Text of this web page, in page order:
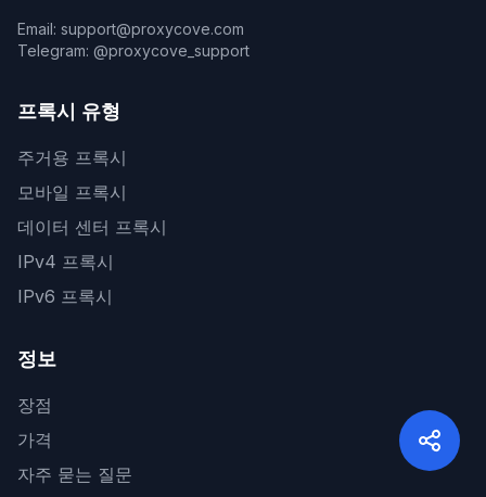
Email: support@proxycove.com
Telegram: @proxycove_support
프록시 유형
주거용 프록시
모바일 프록시
데이터 센터 프록시
IPv4 프록시
IPv6 프록시
정보
장점
가격
자주 묻는 질문